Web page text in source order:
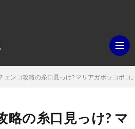
ェンコ攻略の糸口見っけ? マリアガボッコボ
略の糸口見っけ? マ